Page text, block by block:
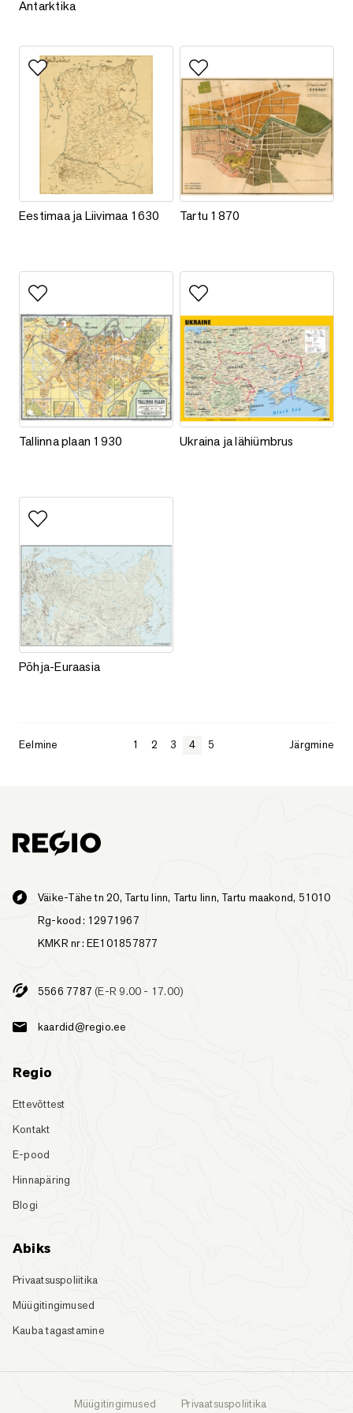
Antarktika
Lisa lemmikutesse
Eestimaa ja Liivimaa 1630
Eestimaa ja Liivimaa 1630
Lisa lemmikutesse
Tartu 1870
Tartu 1870
Lisa lemmikutesse
Tallinna plaan 1930
Tallinna plaan 1930
Lisa lemmikutesse
Ukraina ja lähiümbrus
Ukraina ja lähiümbrus
Põhja-Euraasia
Põhja-Euraasia
Eelmine 1 2 3 4 5 Järgmine
Väike-Tähe tn 20, Tartu linn, Tartu linn, Tartu maakond, 51010
Rg-kood: 12971967
KMKR nr: EE101857877
5566 7787 (E-R 9.00 - 17.00)
kaardid@regio.ee
Regio
Ettevõttest
Kontakt
E-pood
Hinnapäring
Blogi
Abiks
Privaatsuspoliitika
Müügitingimused
Kauba tagastamine
Müügitingimused Privaatsuspoliitika